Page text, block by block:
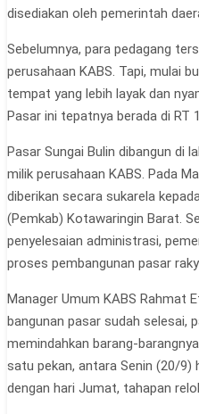
disediakan oleh pemerintah
Sebelumnya, para pedagang
perusahaan KABS. Tapi, mulai
tempat yang lebih layak dan
Pasar ini tepatnya berada di RT
Pasar Sungai Bulin dibangun di
milik perusahaan KABS. Pada
diberikan secara sukarela
(Pemkab) Kotawaringin Barat.
penyelesaian administrasi,
proses pembangunan pasar
Manager Umum KABS Rahmat
bangunan pasar sudah selesai,
memindahkan barang-
satu pekan, antara Senin (20/9)
dengan hari Jumat, tahapan